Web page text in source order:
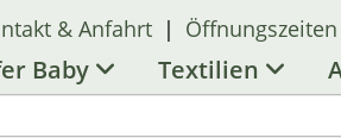
& Anfahrt | Öffnungszeiten
Baby Textilien